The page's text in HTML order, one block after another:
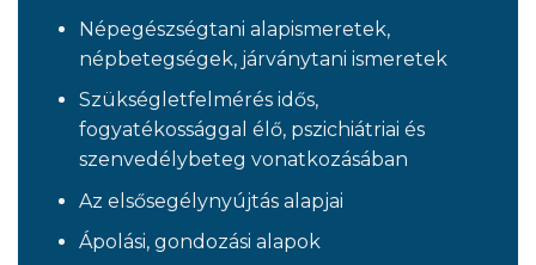
Népegészségtani alapismeretek,
népbetegségek, járványtani ismeretek
Szükségletfelmérés idős,
fogyatékossággal élő, pszichiátriai és
szenvedélybeteg vonatkozásában
Az elsősegélynyújtás alapjai
Ápolási, gondozási alapok